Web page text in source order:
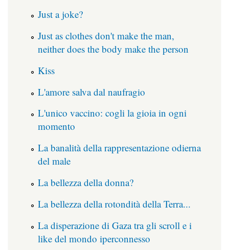
Just a joke?
Just as clothes don't make the man,
neither does the body make the person
Kiss
L'amore salva dal naufragio
L'unico vaccino: cogli la gioia in ogni
momento
La banalità della rappresentazione odierna
del male
La bellezza della donna?
La bellezza della rotondità della Terra...
La disperazione di Gaza tra gli scroll e i
like del mondo iperconnesso